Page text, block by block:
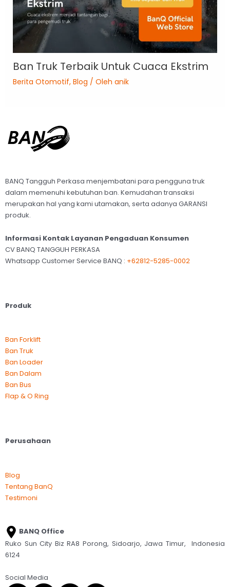
Ban Truk Terbaik Untuk Cuaca Ekstrim
Berita Otomotif, Blog / Oleh anik
BANQ Tangguh Perkasa menjembatani para pengguna truk
dalam memenuhi kebutuhan ban. Kemudahan transaksi
merupakan hal yang kami utamakan, serta adanya GARANSI
produk.
Informasi Kontak Layanan Pengaduan Konsumen
CV BANQ TANGGUH PERKASA
Whatsapp Customer Service BANQ : +62812-5285-0002
Produk
Ban Forklift
Ban Truk
Ban Loader
Ban Dalam
Ban Bus
Flap & O Ring
Perusahaan
Blog
Tentang BanQ
Testimoni
BANQ Office
Ruko Sun City Biz RA8 Porong, Sidoarjo, Jawa Timur, Indonesia
6124
Social Media